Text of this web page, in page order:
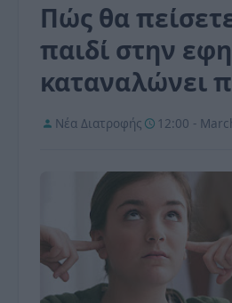
Πώς θα
παιδί στην
καταναλώνει
Νέα Διατροφής 12:00 -